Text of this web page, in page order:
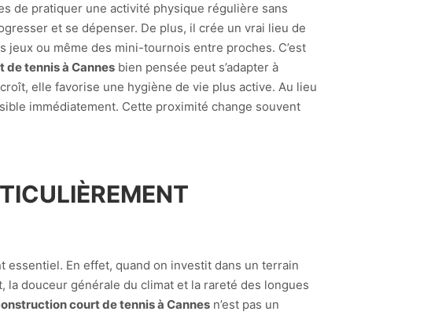
de pratiquer une activité physique régulière sans
et se dépenser. De plus, il crée un vrai lieu de
ou même des mini-tournois entre proches. C’est
tennis à Cannes bien pensée peut s’adapter à
elle favorise une hygiène de vie plus active. Au lieu
immédiatement. Cette proximité change souvent
essentiel. En effet, quand on investit dans un terrain
la douceur générale du climat et la rareté des longues
court de tennis à Cannes n’est pas un